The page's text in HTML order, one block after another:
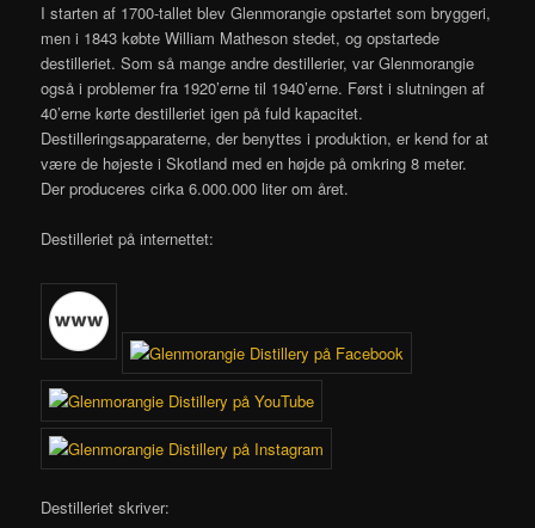
I starten af 1700-tallet blev Glenmorangie opstartet som bryggeri,
men i 1843 købte William Matheson stedet, og opstartede
destilleriet. Som så mange andre destillerier, var Glenmorangie
også i problemer fra 1920’erne til 1940’erne. Først i slutningen af
40’erne kørte destilleriet igen på fuld kapacitet.
Destilleringsapparaterne, der benyttes i produktion, er kend for at
være de højeste i Skotland med en højde på omkring 8 meter.
Der produceres cirka 6.000.000 liter om året.
Destilleriet på internettet:
Destilleriet skriver: